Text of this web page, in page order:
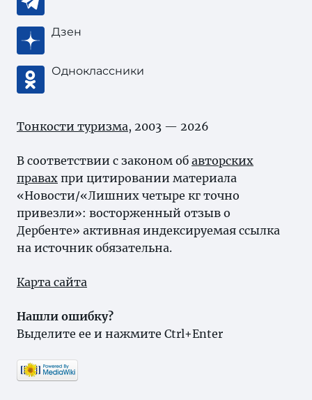
Дзен
Одноклассники
Тонкости туризма, 2003 — 2026
В соответствии с законом об авторских
правах при цитировании материала
«Новости/«Лишних четыре кг точно
привезли»: восторженный отзыв о
Дербенте» активная индексируемая ссылка
на источник обязательна.
Карта сайта
Нашли ошибку?
Выделите ее и нажмите Ctrl+Enter